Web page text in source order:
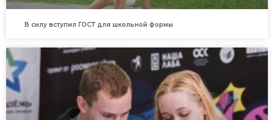
В силу вступил ГОСТ для школьной формы